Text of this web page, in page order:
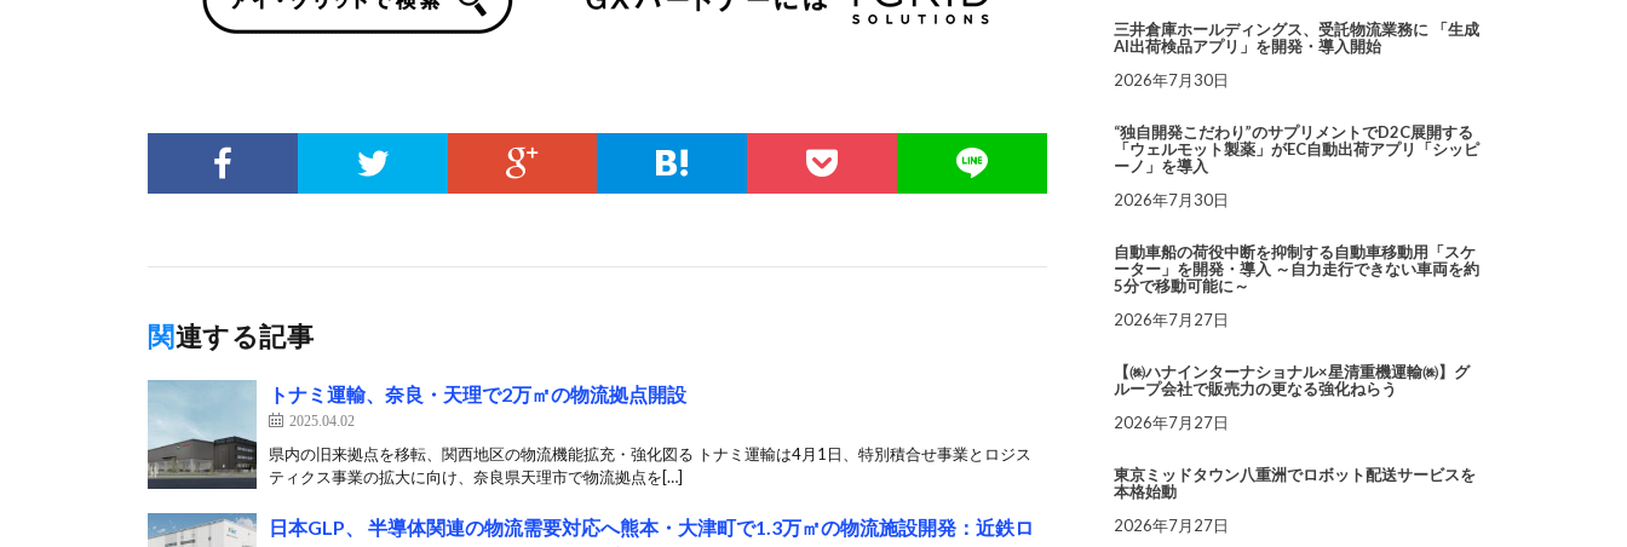
関連する記事
トナミ運輸、奈良・天理で2万㎡の物流拠点開設
2025.04.02
県内の旧来拠点を移転、関西地区の物流機能拡充・強化図る トナミ運輸は4月1日、特別積合せ事業とロジス
ティクス事業の拡大に向け、奈良県天理市で物流拠点を[…]
日本GLP、 半導体関連の物流需要対応へ熊本・大津町で1.3万㎡の物流施設開発：近鉄ロ
三井倉庫ホールディングス、受託物流業務に 「生成
AI出荷検品アプリ」を開発・導入開始
2026年7月30日
“独自開発こだわり”のサプリメントでD2C展開する
「ウェルモット製薬」がEC自動出荷アプリ「シッピ
ーノ」を導入
2026年7月30日
自動車船の荷役中断を抑制する自動車移動用「スケ
ーター」を開発・導入 ～自力走行できない車両を約
5分で移動可能に～
2026年7月27日
【㈱ハナインターナショナル×星清重機運輸㈱】グ
ループ会社で販売力の更なる強化ねらう
2026年7月27日
東京ミッドタウン八重洲でロボット配送サービスを
本格始動
2026年7月27日